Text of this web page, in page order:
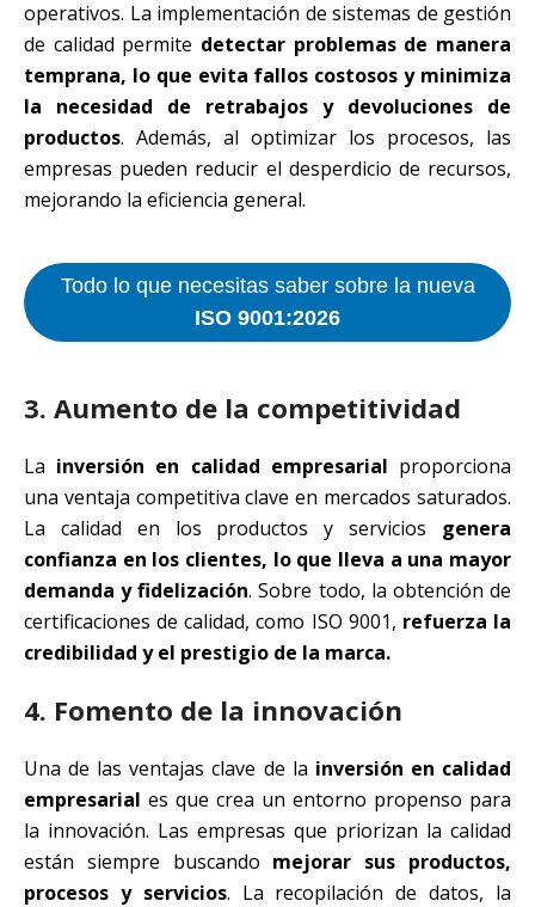
operativos. La implementación de sistemas de gestión
de calidad permite detectar problemas de manera
temprana, lo que evita fallos costosos y minimiza
la necesidad de retrabajos y devoluciones de
productos. Además, al optimizar los procesos, las
empresas pueden reducir el desperdicio de recursos,
mejorando la eficiencia general.
Todo lo que necesitas saber sobre la nueva
ISO 9001:2026
3. Aumento de la competitividad
La inversión en calidad empresarial proporciona
una ventaja competitiva clave en mercados saturados.
La calidad en los productos y servicios genera
confianza en los clientes, lo que lleva a una mayor
demanda y fidelización. Sobre todo, la obtención de
certificaciones de calidad, como ISO 9001, refuerza la
credibilidad y el prestigio de la marca.
4. Fomento de la innovación
Una de las ventajas clave de la inversión en calidad
empresarial es que crea un entorno propenso para
la innovación. Las empresas que priorizan la calidad
están siempre buscando mejorar sus productos,
procesos y servicios. La recopilación de datos, la